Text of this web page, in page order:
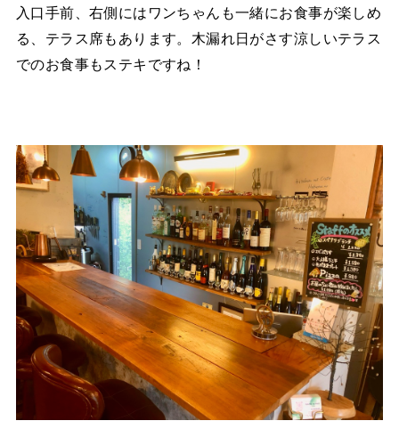
入口手前、右側にはワンちゃんも一緒にお食事が楽しめ
る、テラス席もあります。木漏れ日がさす涼しいテラス
でのお食事もステキですね！